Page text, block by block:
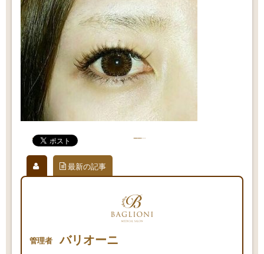
最新の記事
管理者 バリオーニ